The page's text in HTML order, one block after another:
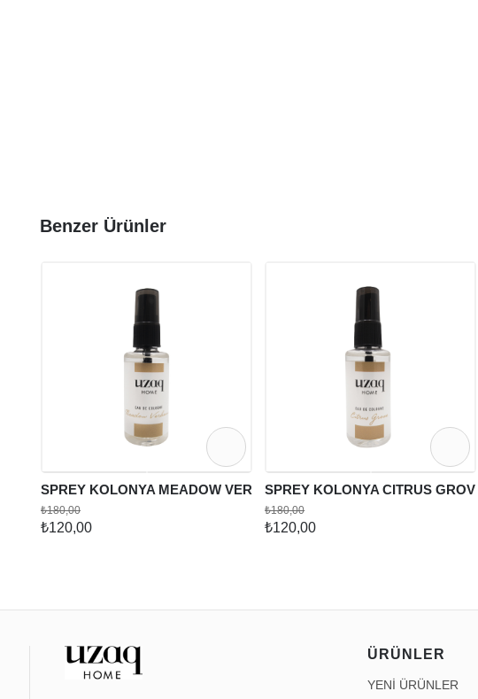
Benzer Ürünler
SPREY KOLONYA MEADOW VERBENA
₺120,00
₺180,00
SPREY KOLONYA CITRUS GROVE
₺120,00
₺180,00
ÜRÜNLER
YENİ ÜRÜNLER